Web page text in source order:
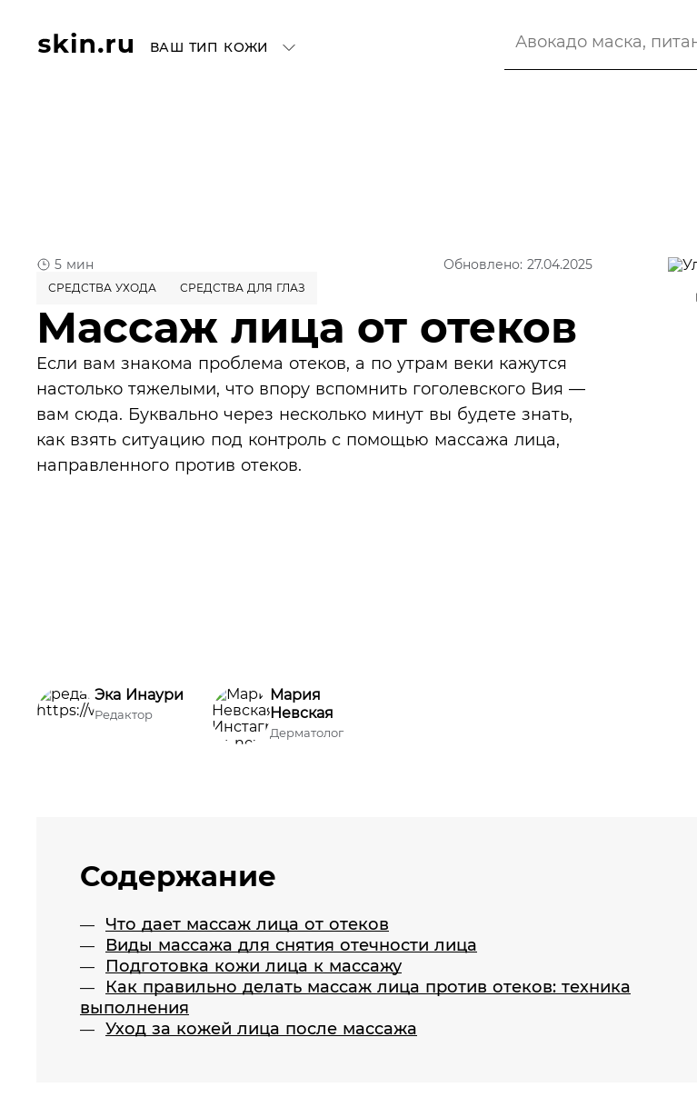
ВАШ ТИП КОЖИ
5 мин Обновлено: 27.04.2025
СРЕДСТВА УХОДА СРЕДСТВА ДЛЯ ГЛАЗ
Массаж лица от отеков
Если вам знакома проблема отеков, а по утрам веки кажутся
настолько тяжелыми, что впору вспомнить гоголевского Вия —
вам сюда. Буквально через несколько минут вы будете знать,
как взять ситуацию под контроль с помощью массажа лица,
направленного против отеков.
Эка Инаури
Редактор
Мария
Невская
Дерматолог
Содержание
Что дает массаж лица от отеков
Виды массажа для снятия отечности лица
Подготовка кожи лица к массажу
Как правильно делать массаж лица против отеков: техника
выполнения
Уход за кожей лица после массажа